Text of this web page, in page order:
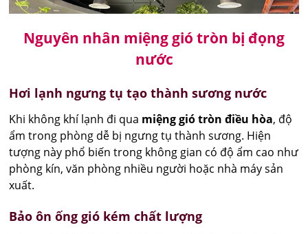
Nguyên nhân miệng gió tròn bị đọng
nước
Hơi lạnh ngưng tụ tạo thành sương nước
Khi không khí lạnh đi qua miệng gió tròn điều hòa, độ
ẩm trong phòng dễ bị ngưng tụ thành sương. Hiện
tượng này phổ biến trong không gian có độ ẩm cao như
phòng kín, văn phòng nhiều người hoặc nhà máy sản
xuất.
Bảo ôn ống gió kém chất lượng